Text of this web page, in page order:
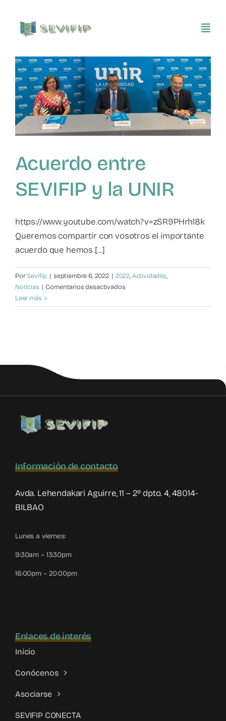
contenido
Inicio
Conócenos
Asociarse
SEVIFIP CONECTA
Mapa de recursos
Observatorio VFP
Contacto
Acuerdo entre
SEVIFIP y la UNIR
https://www.youtube.com/watch?v=zSR9PHrhl8k
Queremos compartir con vosotros el importante
acuerdo que hemos [...]
PorSevifip | septiembre 6, 2022 | 2022,Actividades,
Noticias | Comentarios desactivadosen
entre
Leer más
Información de contacto
Avda. Lehendakari Aguirre, 11 – 2º dpto. 4, 48014-
BILBAO
Lunes a viernes:
9:30am – 13:30pm
16:00pm – 20:00pm
Enlaces de interés
Inicio
Conócenos
Asociarse
SEVIFIP CONECTA